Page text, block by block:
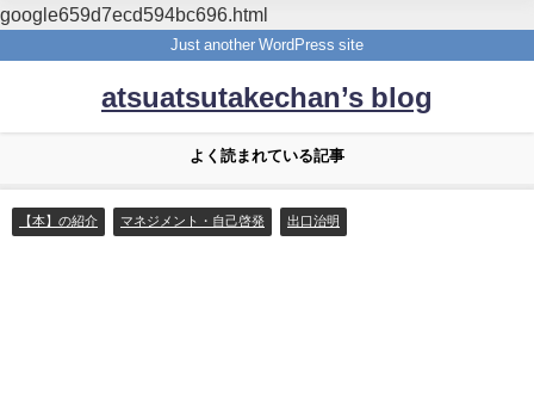
google659d7ecd594bc696.html
Just another WordPress site
atsuatsutakechan’s blog
よく読まれている記事
【本】の紹介 マネジメント・自己啓発 出口治明